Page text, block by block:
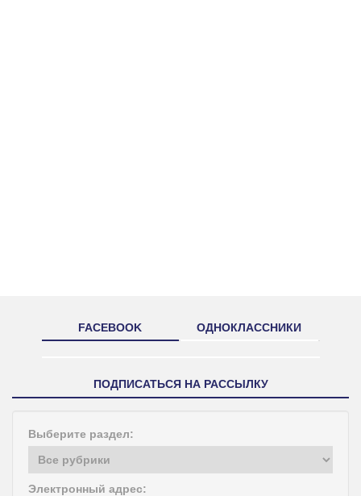
FACEBOOK ОДНОКЛАССНИКИ
ПОДПИСАТЬСЯ НА РАССЫЛКУ
Выберите раздел:
Электронный адрес: